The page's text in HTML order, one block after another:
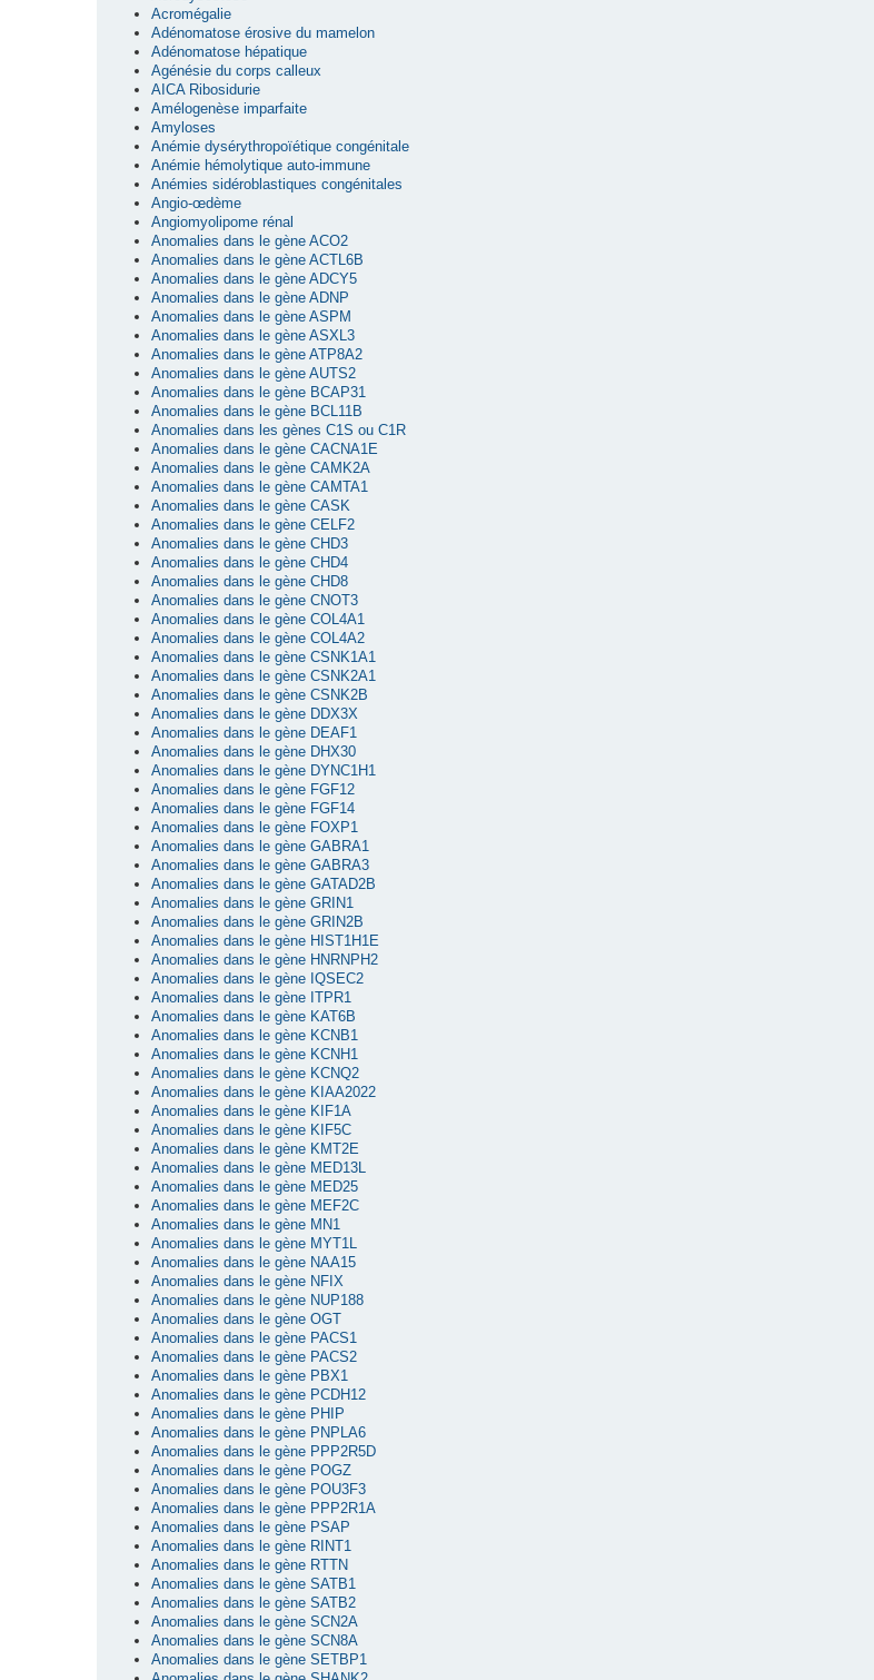
Acromégalie
Adénomatose érosive du mamelon
Adénomatose hépatique
Agénésie du corps calleux
AICA Ribosidurie
Amélogenèse imparfaite
Amyloses
Anémie dysérythropoïétique congénitale
Anémie hémolytique auto-immune
Anémies sidéroblastiques congénitales
Angio-œdème
Angiomyolipome rénal
Anomalies dans le gène ACO2
Anomalies dans le gène ACTL6B
Anomalies dans le gène ADCY5
Anomalies dans le gène ADNP
Anomalies dans le gène ASPM
Anomalies dans le gène ASXL3
Anomalies dans le gène ATP8A2
Anomalies dans le gène AUTS2
Anomalies dans le gène BCAP31
Anomalies dans le gène BCL11B
Anomalies dans les gènes C1S ou C1R
Anomalies dans le gène CACNA1E
Anomalies dans le gène CAMK2A
Anomalies dans le gène CAMTA1
Anomalies dans le gène CASK
Anomalies dans le gène CELF2
Anomalies dans le gène CHD3
Anomalies dans le gène CHD4
Anomalies dans le gène CHD8
Anomalies dans le gène CNOT3
Anomalies dans le gène COL4A1
Anomalies dans le gène COL4A2
Anomalies dans le gène CSNK1A1
Anomalies dans le gène CSNK2A1
Anomalies dans le gène CSNK2B
Anomalies dans le gène DDX3X
Anomalies dans le gène DEAF1
Anomalies dans le gène DHX30
Anomalies dans le gène DYNC1H1
Anomalies dans le gène FGF12
Anomalies dans le gène FGF14
Anomalies dans le gène FOXP1
Anomalies dans le gène GABRA1
Anomalies dans le gène GABRA3
Anomalies dans le gène GATAD2B
Anomalies dans le gène GRIN1
Anomalies dans le gène GRIN2B
Anomalies dans le gène HIST1H1E
Anomalies dans le gène HNRNPH2
Anomalies dans le gène IQSEC2
Anomalies dans le gène ITPR1
Anomalies dans le gène KAT6B
Anomalies dans le gène KCNB1
Anomalies dans le gène KCNH1
Anomalies dans le gène KCNQ2
Anomalies dans le gène KIAA2022
Anomalies dans le gène KIF1A
Anomalies dans le gène KIF5C
Anomalies dans le gène KMT2E
Anomalies dans le gène MED13L
Anomalies dans le gène MED25
Anomalies dans le gène MEF2C
Anomalies dans le gène MN1
Anomalies dans le gène MYT1L
Anomalies dans le gène NAA15
Anomalies dans le gène NFIX
Anomalies dans le gène NUP188
Anomalies dans le gène OGT
Anomalies dans le gène PACS1
Anomalies dans le gène PACS2
Anomalies dans le gène PBX1
Anomalies dans le gène PCDH12
Anomalies dans le gène PHIP
Anomalies dans le gène PNPLA6
Anomalies dans le gène PPP2R5D
Anomalies dans le gène POGZ
Anomalies dans le gène POU3F3
Anomalies dans le gène PPP2R1A
Anomalies dans le gène PSAP
Anomalies dans le gène RINT1
Anomalies dans le gène RTTN
Anomalies dans le gène SATB1
Anomalies dans le gène SATB2
Anomalies dans le gène SCN2A
Anomalies dans le gène SCN8A
Anomalies dans le gène SETBP1